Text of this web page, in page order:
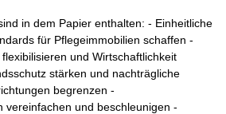
in dem Papier enthalten: - Einheitliche
für Pflegeimmobilien schaffen -
und Wirtschaftlichkeit
stärken und nachträgliche
begrenzen -
vereinfachen und beschleunigen -